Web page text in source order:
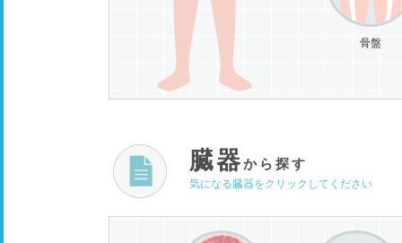
骨盤
臓器から探す
気になる臓器をクリックしてください